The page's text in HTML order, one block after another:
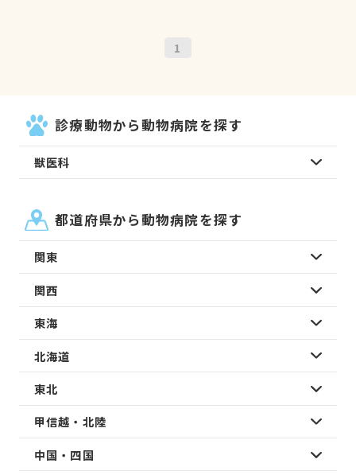
1
診療動物から動物病院を探す
獣医科
都道府県から動物病院を探す
関東
関西
東海
北海道
東北
甲信越・北陸
中国・四国